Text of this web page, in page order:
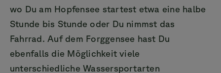
wo Du am Hopfensee startest etwa eine halbe
Stunde bis Stunde oder Du nimmst das
Fahrrad. Auf dem Forggensee hast Du
ebenfalls die Möglichkeit viele
unterschiedliche Wassersportarten